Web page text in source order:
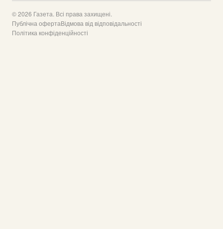
© 2026 Газета. Всі права захищені.
Публічна офертаВідмова від відповідальності
Політика конфіденційності